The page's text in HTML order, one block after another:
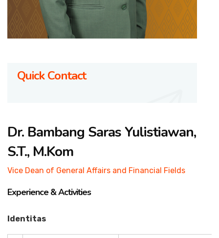
Quick Contact
Dr. Bambang Saras Yulistiawan,
S.T., M.Kom
Vice Dean of General Affairs and Financial Fields
Experience & Activities
Identitas